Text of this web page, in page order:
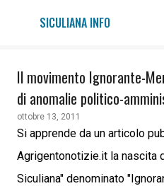
Passa ai
SICULIANA INFO
Il movimento Ignorante-
di anomalie politico-
ottobre 13, 2011
Si apprende da un articolo
Agrigentonotizie.it la nascita
Siculiana" denominato